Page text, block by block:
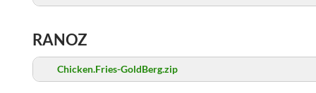
RANOZ
Chicken.Fries-GoldBerg.zip